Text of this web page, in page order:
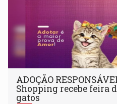
ADOÇÃO
Shopping recebe feira
gatos